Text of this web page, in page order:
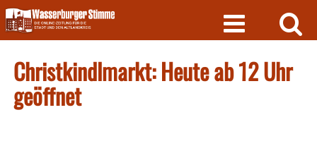
Skip
to
content
Christkindlmarkt: Heute ab 12 Uhr
geöffnet